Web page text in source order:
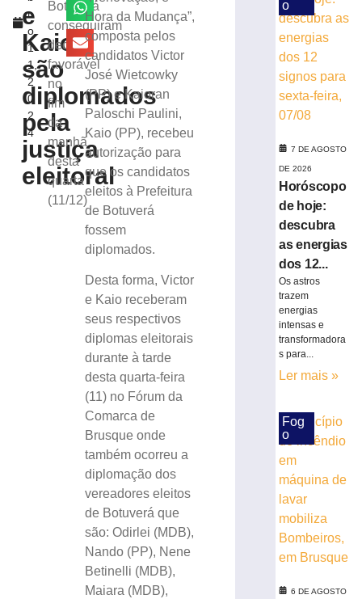
r
o
1
1,
2
0
2
4
e
Kaio
são
diplomados
pela
justiça
eleitoral
Botuverá
conseguiram
decisão
favorável
no
fim
da
manhã
desta
quarta
(11/12)
Hora da Mudança”,
composta pelos
candidatos Victor
José Wietcowky
(PP) e Kaioran
Paloschi Paulini,
Kaio (PP), recebeu
autorização para
que os candidatos
eleitos à Prefeitura
de Botuverá
fossem
diplomados.
Desta forma, Victor
e Kaio receberam
seus respectivos
diplomas eleitorais
durante à tarde
desta quarta-feira
(11) no Fórum da
Comarca de
Brusque onde
também ocorreu a
diplomação dos
vereadores eleitos
de Botuverá que
são: Odirlei (MDB),
Nando (PP), Nene
Betinelli (MDB),
Maiara (MDB),
pede
perda
cargo
infrações
disciplinares
mais
PRD
homologa
candidaturas
Jucineia
Ribeiro
Deputada
Estadual
Vagner
Tebalde
Deputado
Federal
agosto
o
7 DE AGOSTO
DE 2026
Horóscopo
de hoje:
descubra
as energias
dos 12...
Os astros
trazem
energias
intensas e
transformadora
s para...
Ler mais »
Fog
o
6 DE AGOSTO